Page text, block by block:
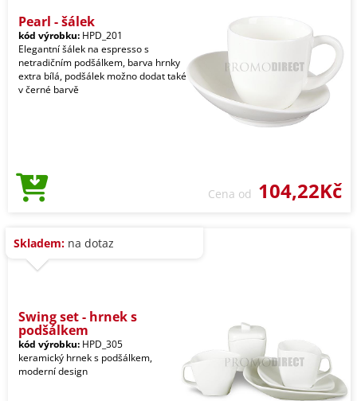
Pearl - šálek
kód výrobku: HPD_201
Elegantní šálek na espresso s
netradičním podšálkem, barva hrnky
extra bílá, podšálek možno dodat také
v černé barvě
Cena od 104,22Kč
Skladem: na dotaz
Swing set - hrnek s
podšálkem
kód výrobku: HPD_305
keramický hrnek s podšálkem,
moderní design